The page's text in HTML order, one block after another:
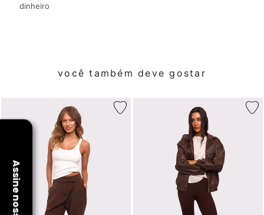
dinheiro
você também deve gostar